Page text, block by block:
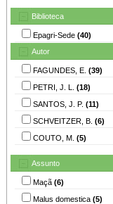
Biblioteca
Epagri-Sede (40)
Autor
FAGUNDES, E. (39)
PETRI, J. L. (18)
SANTOS, J. P. (11)
SCHVEITZER, B. (6)
COUTO, M. (5)
Assunto
Maçã (6)
Malus domestica (5)